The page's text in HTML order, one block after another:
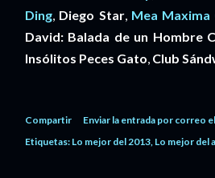
Ding, Diego Star, Mea Maxima
David: Balada de un Hombre
Insólitos Peces Gato, Club
Compartir
Enviar la entrada por correo
Etiquetas: Lo mejor del 2013 Lo mejor del